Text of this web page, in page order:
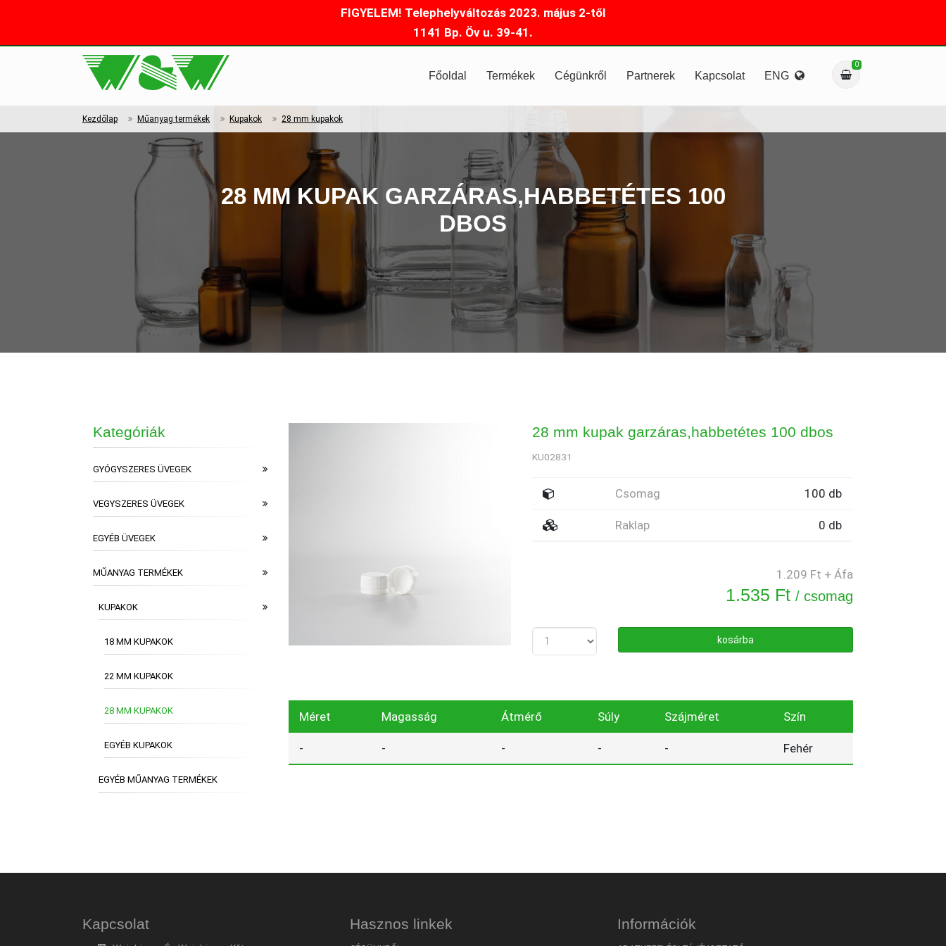
FIGYELEM! Telephelyváltozás 2023. május 2-től
1141 Bp. Öv u. 39-41.
Főoldal Termékek Cégünkről Partnerek Kapcsolat ENG
0
Kezdőlap Műanyag termékek Kupakok 28 mm kupakok
28 MM KUPAK GARZÁRAS,HABBETÉTES 100
DBOS
Kategóriák
GYÓGYSZERES ÜVEGEK
VEGYSZERES ÜVEGEK
EGYÉB ÜVEGEK
MŰANYAG TERMÉKEK
KUPAKOK
18 MM KUPAKOK
22 MM KUPAKOK
28 MM KUPAKOK
EGYÉB KUPAKOK
EGYÉB MŰANYAG TERMÉKEK
28 mm kupak garzáras,habbetétes 100 dbos
KU02831
Csomag 100 db
Raklap 0 db
1.209 Ft + Áfa
1.535 Ft / csomag
kosárba
Méret Magasság Átmérő Súly Szájméret Szín
- - - - - Fehér
Kapcsolat Hasznos linkek Információk